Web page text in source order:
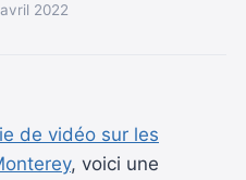
2022
de vidéo sur les
, voici une